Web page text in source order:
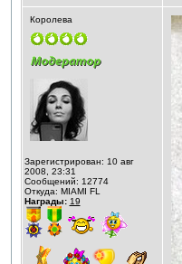
Королева
Зарегистрирован: 10 авг
2008, 23:31
Сообщений: 12774
Откуда: MIAMI FL
Награды: 19